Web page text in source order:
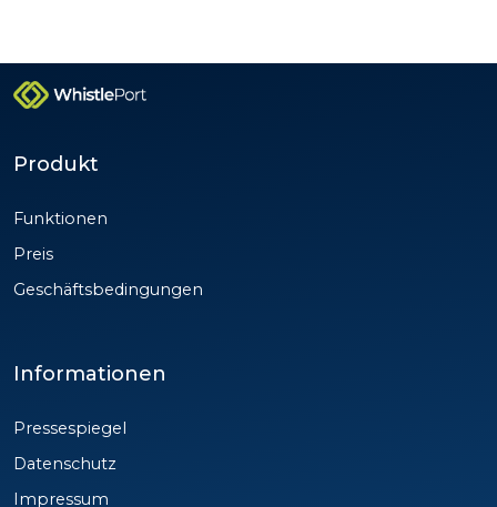
Produkt
Funktionen
Preis
Geschäftsbedingungen
Informationen
Pressespiegel
Datenschutz
Impressum